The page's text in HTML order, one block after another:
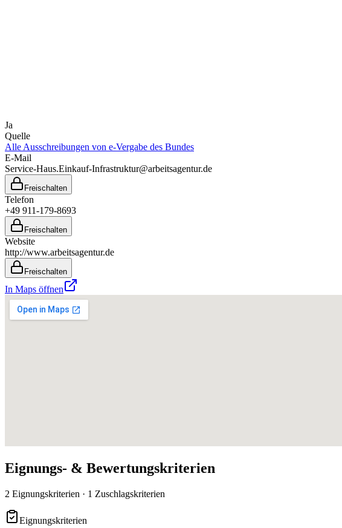
Ja
Quelle
Alle Ausschreibungen von e-Vergabe des Bundes
E-Mail
Service-Haus.Einkauf-Infrastruktur@arbeitsagentur.de
Freischalten
Telefon
+49 911-179-8693
Freischalten
Website
http://www.arbeitsagentur.de
Freischalten
In Maps öffnen
Eignungs- & Bewertungskriterien
2 Eignungskriterien · 1 Zuschlagskriterien
Eignungskriterien